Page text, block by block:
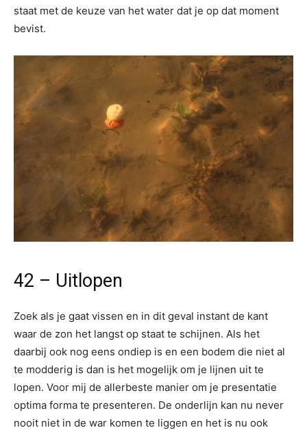
staat met de keuze van het water dat je op dat moment
bevist.
42 – Uitlopen
Zoek als je gaat vissen en in dit geval instant de kant
waar de zon het langst op staat te schijnen. Als het
daarbij ook nog eens ondiep is en een bodem die niet al
te modderig is dan is het mogelijk om je lijnen uit te
lopen. Voor mij de allerbeste manier om je presentatie
optima forma te presenteren. De onderlijn kan nu never
nooit niet in de war komen te liggen en het is nu ook